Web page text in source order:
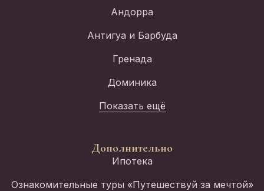
Андорра
Антигуа и Барбуда
Гренада
Доминика
Показать ещё
Дополнительно
Ипотека
Ознакомительные туры «Путешествуй за мечтой»